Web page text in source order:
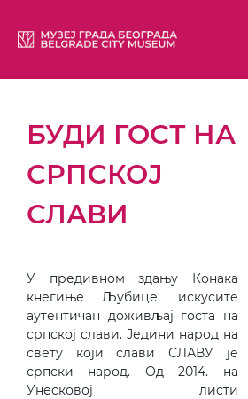
БУДИ ГОСТ НА
СРПСКОЈ
СЛАВИ
У предивном здању Конака
кнегиње Љубице, искусите
аутентичан доживљај госта на
српској слави. Једини народ на
свету који слави СЛАВУ је
српски народ. Од 2014. на
Унесковој листи